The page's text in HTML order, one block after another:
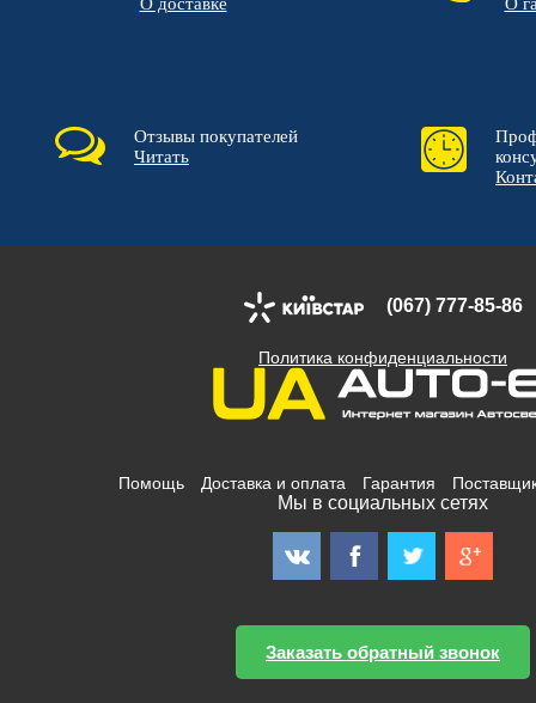
Отзывы покупателей
Читать
(067) 777-85-86
Политика конфиденциальности
Помощь Доставка и оплата Гарантия
Мы в социальных сетях
Заказать обратный звонок